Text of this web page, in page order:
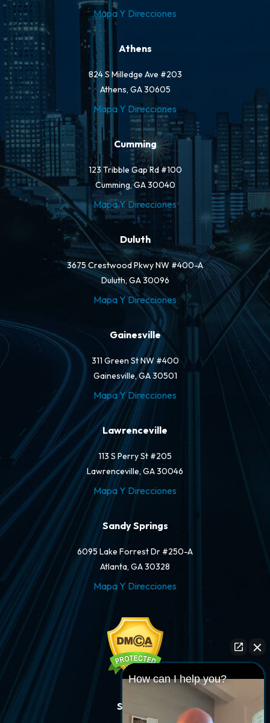
Mapa Y Direcciones
Athens
824 S Milledge Ave #203
Athens, GA 30605
Mapa Y Direcciones
Cumming
123 Tribble Gap Rd #100
Cumming, GA 30040
Mapa Y Direcciones
Duluth
3675 Crestwood Pkwy NW #400-A
Duluth, GA 30096
Mapa Y Direcciones
Gainesville
311 Green St NW #400
Gainesville, GA 30501
Mapa Y Direcciones
Lawrenceville
113 S Perry St #205
Lawrenceville, GA 30046
Mapa Y Direcciones
Sandy Springs
6095 Lake Forrest Dr #250-A
Atlanta, GA 30328
Mapa Y Direcciones
Síganos
How can I help you?